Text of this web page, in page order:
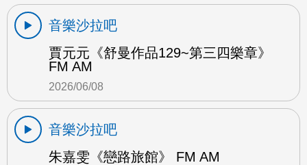
音樂沙拉吧
賈元元《舒曼作品129~第三四樂章》
FM AM
2026/06/08
音樂沙拉吧
朱嘉雯《戀路旅館》 FM AM